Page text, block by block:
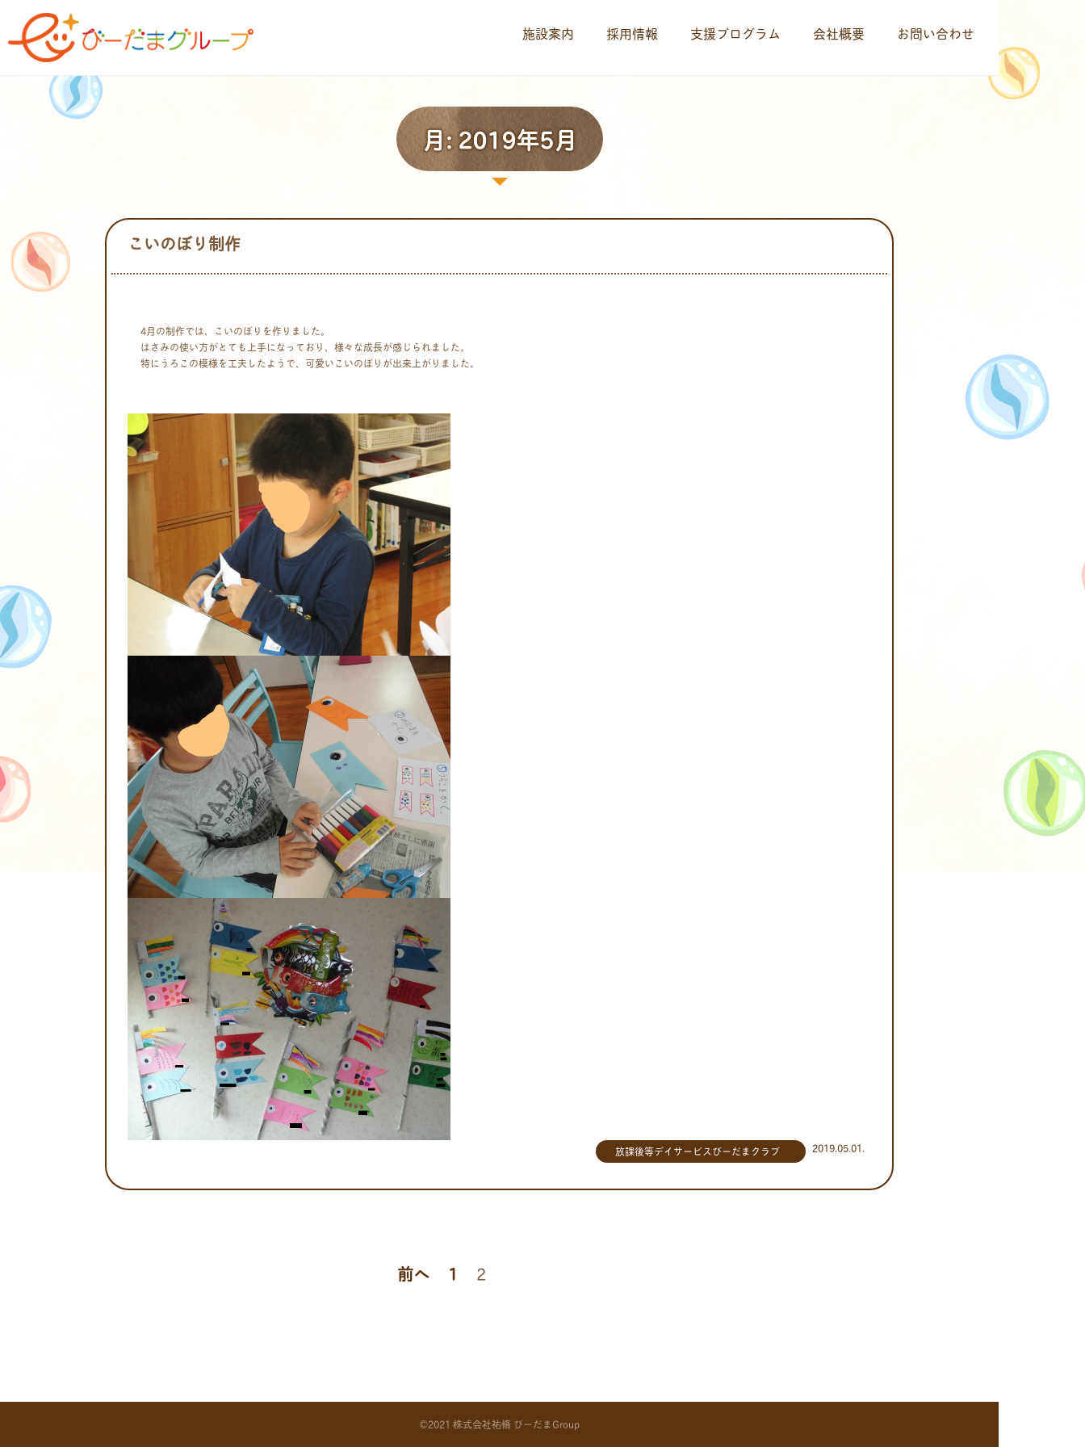
施設案内 採用情報 支援プログラム 会社概要 お問い合わせ
月:2019年5月
こいのぼり制作
4月の制作では、こいのぼりを作りました。
はさみの使い方がとても上手になっており、様々な成長が感じられました。
特にうろこの模様を工夫したようで、可愛いこいのぼりが出来上がりました。
2019.05.01.
放課後等デイサービスびーだまクラブ
投
ペ
ー
前へ 1 2
©2021 株式会社祐脩 びーだまGroup